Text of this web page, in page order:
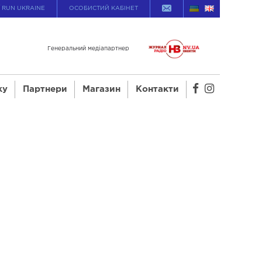
RUN UKRAINE ОСОБИСТИЙ КАБІНЕТ
Генеральний медіапартнер
Партнери Магазин Контакти